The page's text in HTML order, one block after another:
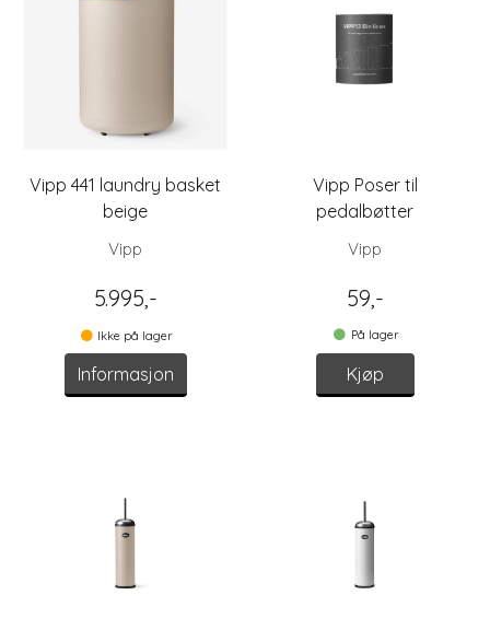
Vipp 441 laundry basket
beige
Vipp
5.995,-
Ikke på lager
Informasjon
Vipp Poser til
pedalbøtter
Vipp
59,-
På lager
Kjøp